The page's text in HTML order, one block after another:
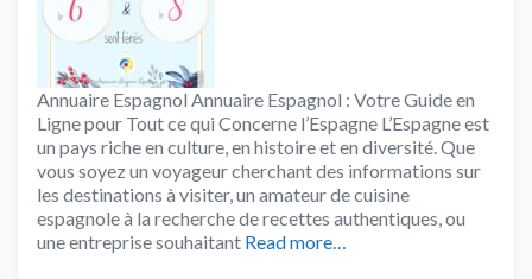
Annuaire Espagnol Annuaire Espagnol : Votre Guide en
Ligne pour Tout ce qui Concerne l’Espagne L’Espagne est
un pays riche en culture, en histoire et en diversité. Que
vous soyez un voyageur cherchant des informations sur
les destinations à visiter, un amateur de cuisine
espagnole à la recherche de recettes authentiques, ou
une entreprise souhaitant Read more…